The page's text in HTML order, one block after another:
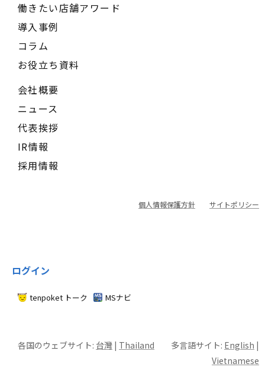
働きたい店舗アワード
導入事例
コラム
お役立ち資料
会社概要
ニュース
代表挨拶
IR情報
採用情報
個人情報保護方針 サイトポリシー
ログイン
tenpoket トーク MSナビ
各国のウェブサイト: 台灣 | Thailand 多言語サイト: English |
Vietnamese